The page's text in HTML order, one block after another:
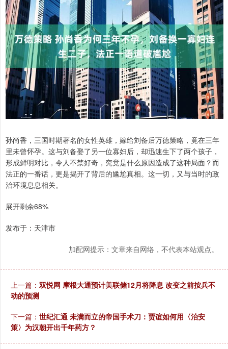
孙尚香，三国时期著名的女性英雄，嫁给刘备后万德策略，竟在三年
里未曾怀孕。这与刘备娶了另一位寡妇后，却迅速生下了两个孩子，
形成鲜明对比，令人不禁好奇，究竟是什么原因造成了这种局面？而
法正的一番话，更是揭开了背后的尴尬真相。这一切，又与当时的政
治环境息息相关。
展开剩余68%
发布于：天津市
加配网提示：文章来自网络，不代表本站观点。
上一篇： 双悦网 摩根大通预计美联储12月将降息 改变之前按兵不
动的预测
下一篇： 世纪汇通 未满而立的帝国手术刀：贾谊如何用〈治安
策〉为汉朝开出千年药方？